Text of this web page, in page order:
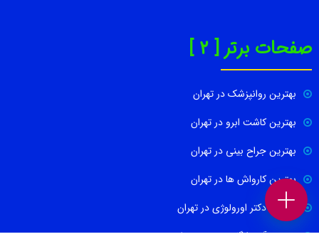
صفحات برتر [ 2 ]
بهترین روانپزشک در تهران
بهترین کاشت ابرو در تهران
بهترین جراح بینی در تهران
بهترین کارواش ها در تهران
بهترین دکتر اورولوژی در تهران
بهترین آموزشگاه موسیقی تهران